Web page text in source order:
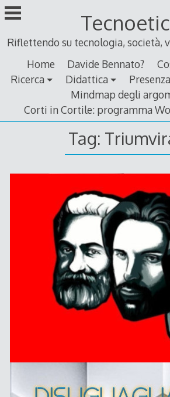
Skip
to
Riflettendo su tecnologia, società,
Home
Davide Bennato?
Ricerca
Didattica
Mindmap degli
Corti in Cortile: programma
Tag: